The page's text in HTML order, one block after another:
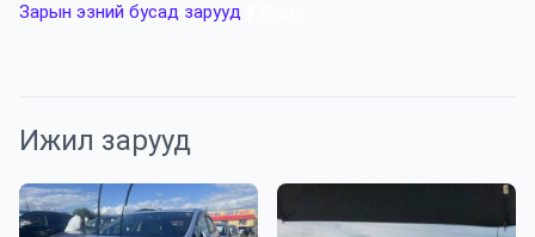
Зарын эзний бусад зарууд
Ижил зарууд